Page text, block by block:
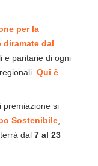
per la
dal
e paritarie di ogni
Qui è
premiazione si
Sostenibile
dal 7 al 23